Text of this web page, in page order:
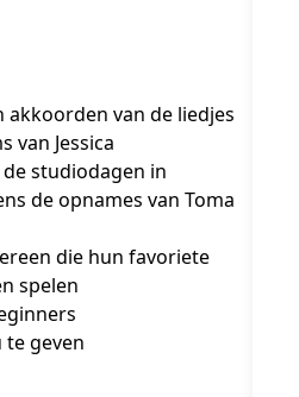
akkoorden van de liedjes
van Jessica
studiodagen in
de opnames van Toma
die hun favoriete
spelen
te geven